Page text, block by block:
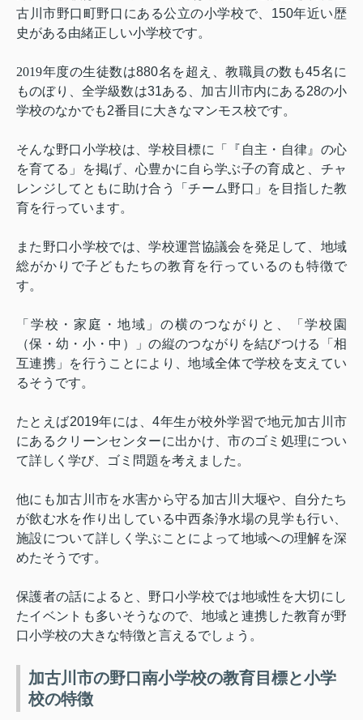
古川市野口町野口にある公立の小学校で、 150年近い歴
史がある由緒正しい小学校です。
2019年度の生徒数は880名を超え、教職員の数も45名に
ものぼり、全学級数は31ある、加古川市内にある28の小
学校のなかでも2番目に大きなマンモス校です。
そんな野口小学校は、学校目標に「『自主・自律』の心
を育てる」を掲げ、心豊かに自ら学ぶ子の育成と、チャ
レンジしてともに助け合う「チーム野口」を目指した教
育を行っています。
また野口小学校では、学校運営協議会を発足して、地域
総がかりで子どもたちの教育を行っているのも特徴で
す。
「学校・家庭・地域」の横のつながりと、「学校園
（保・幼・小・中）」の縦のつながりを結びつける「相
互連携」を行うことにより、地域全体で学校を支えてい
るそうです。
たとえば2019年には、4年生が校外学習で地元加古川市
にあるクリーンセンターに出かけ、市のゴミ処理につい
て詳しく学び、ゴミ問題を考えました。
他にも加古川市を水害から守る加古川大堰や、自分たち
が飲む水を作り出している中西条浄水場の見学も行い、
施設について詳しく学ぶことによって地域への理解を深
めたそうです。
保護者の話によると、野口小学校では地域性を大切にし
たイベントも多いそうなので、地域と連携した教育が野
口小学校の大きな特徴と言えるでしょう。
加古川市の野口南小学校の教育目標と小学
校の特徴